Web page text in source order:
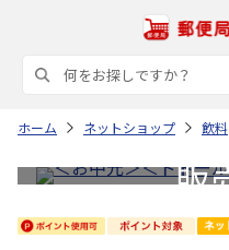
ホーム ネットショップ 飲料